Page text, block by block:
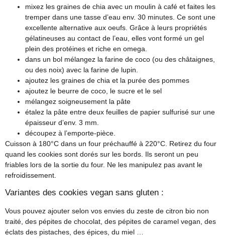
mixez les graines de chia avec un moulin à café et faites les
tremper dans une tasse d’eau env. 30 minutes. Ce sont une
excellente alternative aux oeufs. Grâce à leurs propriétés
gélatineuses au contact de l’eau, elles vont formé un gel
plein des protéines et riche en omega.
dans un bol mélangez la farine de coco (ou des châtaignes,
ou des noix) avec la farine de lupin.
ajoutez les graines de chia et la purée des pommes
ajoutez le beurre de coco, le sucre et le sel
mélangez soigneusement la pâte
étalez la pâte entre deux feuilles de papier sulfurisé sur une
épaisseur d’env. 3 mm.
découpez à l’emporte-pièce.
Cuisson à 180°C dans un four préchauffé à 220°C. Retirez du four
quand les cookies sont dorés sur les bords. Ils seront un peu
friables lors de la sortie du four. Ne les manipulez pas avant le
refroidissement.
Variantes des cookies vegan sans gluten :
Vous pouvez ajouter selon vos envies du zeste de citron bio non
traité, des pépites de chocolat, des pépites de caramel vegan, des
éclats des pistaches, des épices, du miel …